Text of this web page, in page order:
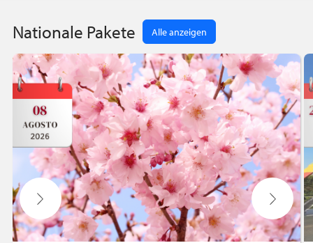
Nationale Pakete Alle anzeigen